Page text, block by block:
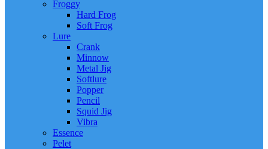
Froggy
Hard Frog
Soft Frog
Lure
Crank
Minnow
Metal Jig
Softlure
Popper
Pencil
Squid Jig
Vibra
Essence
Pelet